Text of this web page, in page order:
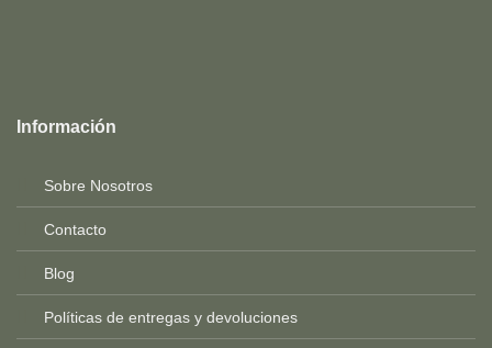
2025-
Información
Sobre Nosotros
Contacto
Blog
Políticas de entregas y devoluciones